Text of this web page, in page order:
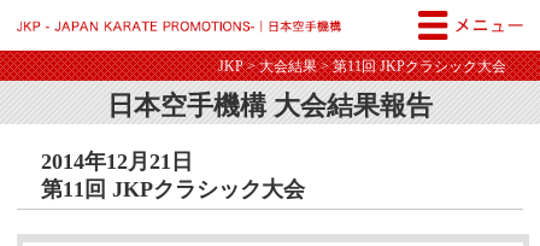
JKP>大会結果> 第11回 JKPクラシック大会
日本空手機構 大会結果報告
2014年12月21日
第11回 JKPクラシック大会